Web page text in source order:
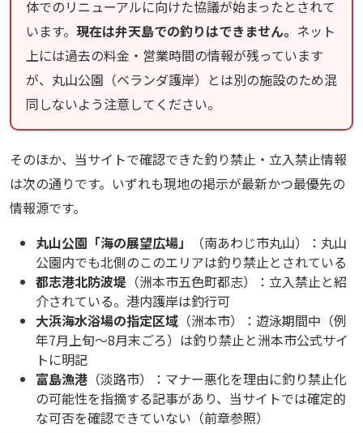
体でのリニューアルに向けた協議が始まったとされて
います。 現在は弁天島での釣りはできません。 ネット
上には過去の料金・営業時間の情報が残っています
が、丸山公園（ベランダ護岸）とは別の施設のため混
同しないよう注意してください。
そのほか、当サイトで確認できた釣り禁止・立入禁止情報
は次の通りです。いずれも現地の掲示が最新かつ最優先の
情報源です。
丸山公園「海の展望広場」
（南あわじ市丸山）：丸山
公園内でも北側のこのエリアは釣り禁止とされている
都志港北防波堤 （洲本市五色町都志）：立入禁止と紹
介されている。港内護岸は釣行可
大浜海水浴場の指定区域 （洲本市）：遊泳期間中（例
年7月上旬〜8月末ごろ）は釣り禁止と洲本市公式サイ
トに明記
富島漁港 （淡路市）：マナー悪化を理由に釣り禁止化
の可能性を指摘する記事があり、当サイトでは確定的
な可否を確認できていない（前章参照）